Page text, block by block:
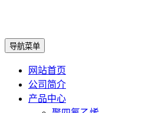
导航菜单
网站首页
公司简介
产品中心